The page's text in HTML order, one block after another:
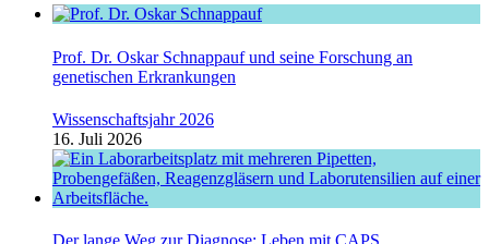
Prof. Dr. Oskar Schnappauf und seine Forschung an
genetischen Erkrankungen
Wissenschaftsjahr 2026
16. Juli 2026
Der lange Weg zur Diagnose: Leben mit CAPS